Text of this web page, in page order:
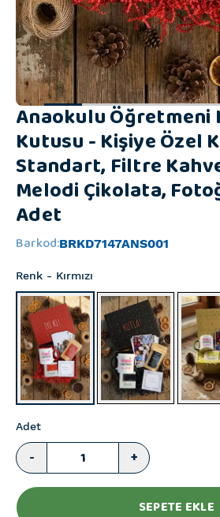
Anaokulu Öğretmeni
Kutusu - Kişiye Özel
Standart, Filtre
Melodi Çikolata,
Adet
Barkod:BRKD7147ANS001
Renk - Kırmızı
Adet
- +
SEPETE EKLE